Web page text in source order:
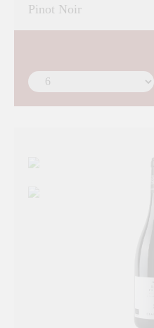
Pinot Noir